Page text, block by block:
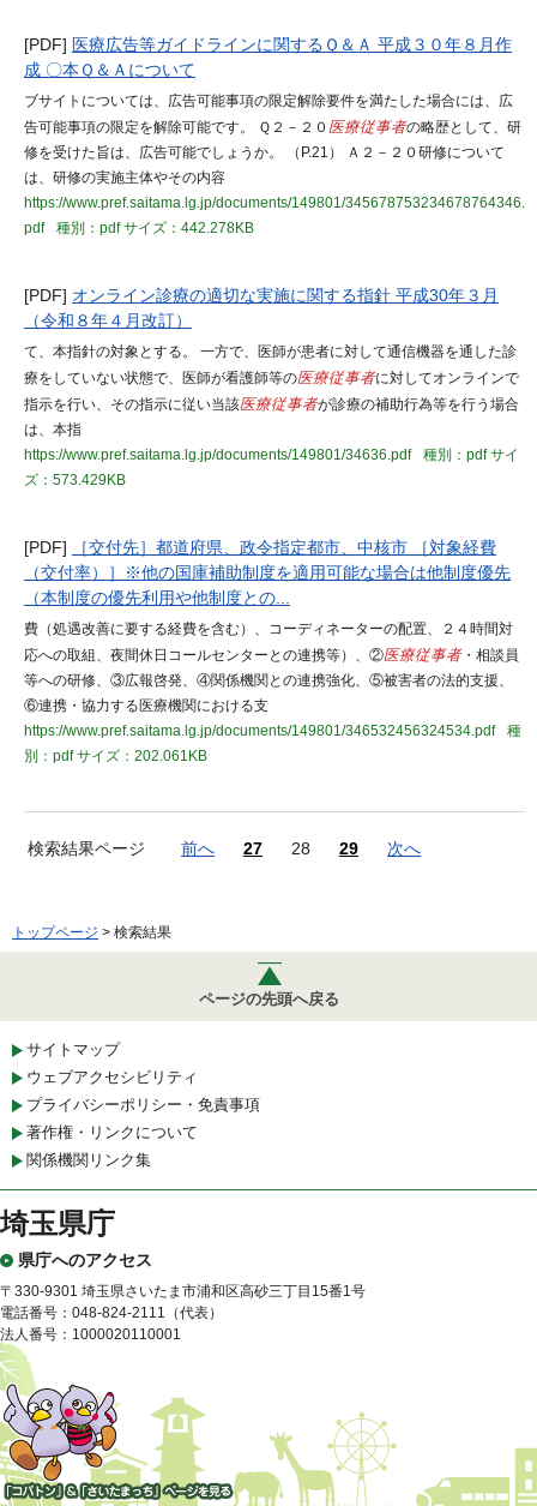
[PDF] 医療広告等ガイドラインに関するＱ＆Ａ 平成３０年８月作
成 〇本Ｑ＆Ａについて
ブサイトについては、広告可能事項の限定解除要件を満たした場合には、広
告可能事項の限定を解除可能です。 Ｑ２－２０ 医療従事者の略歴として、研
修を受けた旨は、広告可能でしょうか。 （P.21） Ａ２－２０研修について
は、研修の実施主体やその内容
https://www.pref.saitama.lg.jp/documents/149801/345678753234678764346.
pdf
種別：pdfサイズ：442.278KB
[PDF] オンライン診療の適切な実施に関する指針 平成30年３月
（令和８年４月改訂）
て、本指針の対象とする。 一方で、医師が患者に対して通信機器を通した診
療をしていない状態で、医師が看護師等の医療従事者に対してオンラインで
指示を行い、その指示に従い当該医療従事者が診療の補助行為等を行う場合
は、本指
https://www.pref.saitama.lg.jp/documents/149801/34636.pdf
種別：pdfサイ
ズ：573.429KB
[PDF]
［交付先］都道府県、政令指定都市、中核市 ［対象経費
（交付率）］※他の国庫補助制度を適用可能な場合は他制度優先
（本制度の優先利用や他制度との...
費（処遇改善に要する経費を含む）、コーディネーターの配置、２４時間対
応への取組、夜間休日コールセンターとの連携等）、②医療従事者・相談員
等への研修、③広報啓発、④関係機関との連携強化、⑤被害者の法的支援、
⑥連携・協力する医療機関における支
https://www.pref.saitama.lg.jp/documents/149801/346532456324534.pdf
種
別：pdfサイズ：202.061KB
検索結果ページ 前へ 27 28 29 次へ
トップページ > 検索結果
ページの先頭へ戻る
サイトマップ
ウェブアクセシビリティ
プライバシーポリシー・免責事項
著作権・リンクについて
関係機関リンク集
埼玉県庁
県庁へのアクセス
〒330-9301 埼玉県さいたま市浦和区高砂三丁目15番1号
電話番号：048-824-2111（代表）
法人番号：1000020110001
「コバトン」&「さいたまっ